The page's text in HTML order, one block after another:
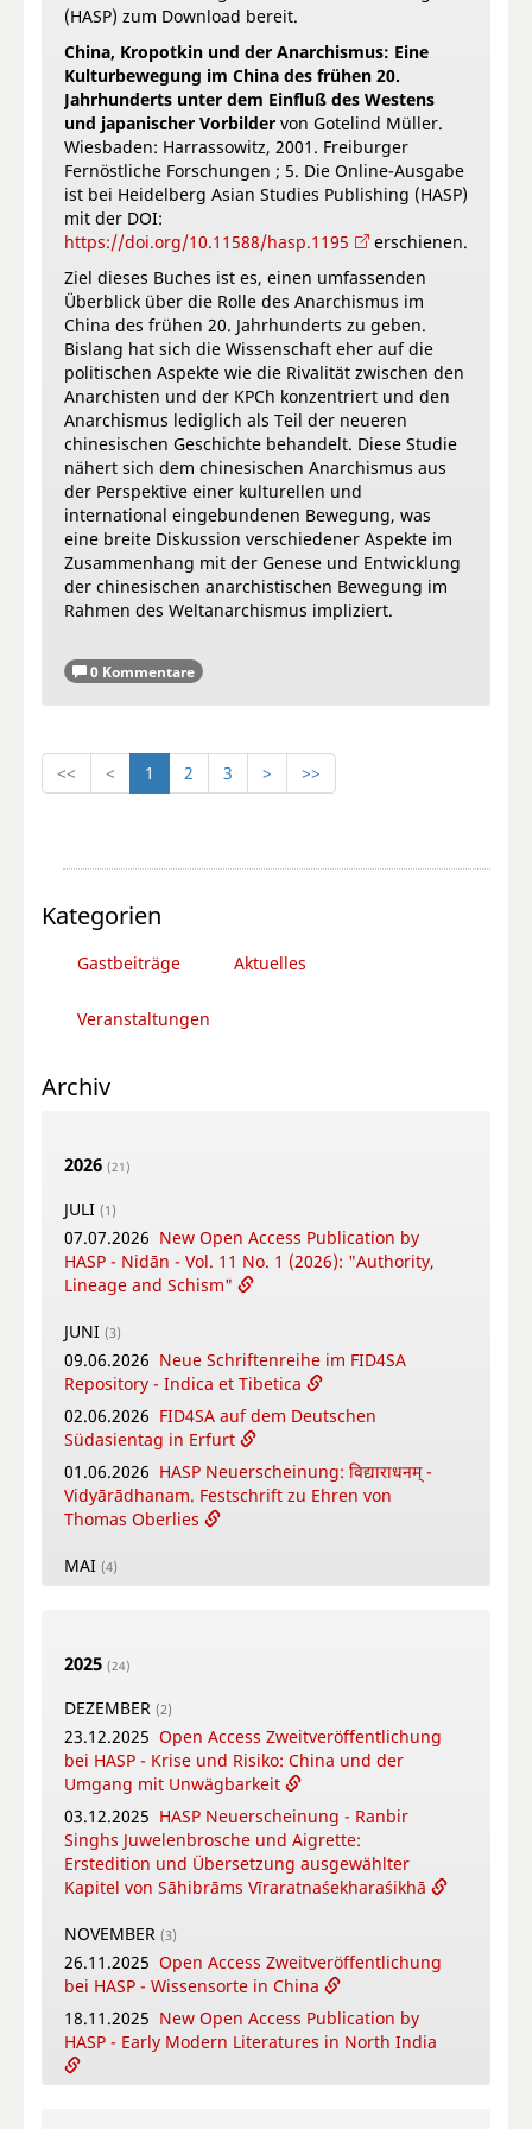
(HASP) zum Download bereit.
China, Kropotkin und der Anarchismus: Eine
Kulturbewegung im China des frühen 20.
Jahrhunderts unter dem Einfluß des Westens
und japanischer Vorbilder von Gotelind Müller.
Wiesbaden: Harrassowitz, 2001. Freiburger
Fernöstliche Forschungen ; 5. Die Online-Ausgabe
ist bei Heidelberg Asian Studies Publishing (HASP)
mit der DOI:
https://doi.org/10.11588/hasp.1195
erschienen.
Ziel dieses Buches ist es, einen umfassenden
Überblick über die Rolle des Anarchismus im
China des frühen 20. Jahrhunderts zu geben.
Bislang hat sich die Wissenschaft eher auf die
politischen Aspekte wie die Rivalität zwischen den
Anarchisten und der KPCh konzentriert und den
Anarchismus lediglich als Teil der neueren
chinesischen Geschichte behandelt. Diese Studie
nähert sich dem chinesischen Anarchismus aus
der Perspektive einer kulturellen und
international eingebundenen Bewegung, was
eine breite Diskussion verschiedener Aspekte im
Zusammenhang mit der Genese und Entwicklung
der chinesischen anarchistischen Bewegung im
Rahmen des Weltanarchismus impliziert.
0 Kommentare
<< < 1 2 3 > >>
Kategorien
Gastbeiträge Aktuelles
Veranstaltungen
Archiv
2026 (21)
JULI (1)
07.07.2026 New Open Access Publication by
HASP - Nidān - Vol. 11 No. 1 (2026): "Authority,
Lineage and Schism"
JUNI (3)
09.06.2026 Neue Schriftenreihe im FID4SA
Repository - Indica et Tibetica
02.06.2026 FID4SA auf dem Deutschen
Südasientag in Erfurt
01.06.2026 HASP Neuerscheinung: विद्याराधनम् -
Vidyārādhanam. Festschrift zu Ehren von
Thomas Oberlies
MAI (4)
in Worship
Term 2026
12.05.2026
New Open Access Publication by
HASP - Coṉṉa Vaṇṇam Ceyta Perumāḷ Temple
Inscriptions, Kāñcipuram
12.05.2026
Video-Tutorial - Die digitalen
Textsammlungen des FID Südasien
APRIL
16.04.2026 Online-Book Launch: The
collaborative writing of: "Crafting Potency": A
metadisciplinary approach to Sowa Rigpa
14.04.2026 New Open Access Publication by
HASP - Patriotic Education Bases in China.
Modes of Citizen Formation Between
2025 (24)
DEZEMBER (2)
23.12.2025 Open Access Zweitveröffentlichung
bei HASP - Krise und Risiko: China und der
Umgang mit Unwägbarkeit
03.12.2025 HASP Neuerscheinung - Ranbir
Singhs Juwelenbrosche und Aigrette:
Erstedition und Übersetzung ausgewählter
Kapitel von Sāhibrāms Vīraratnaśekharaśikhā
NOVEMBER (3)
26.11.2025 Open Access Zweitveröffentlichung
bei HASP - Wissensorte in China
18.11.2025 New Open Access Publication by
HASP - Early Modern Literatures in North India